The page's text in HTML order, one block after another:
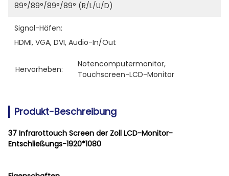
89°/89°/89°/89° (R/L/U/D)
Signal-Häfen:
HDMI, VGA, DVI, Audio-In/out
Hervorheben:
Notencomputermonitor,
Touchscreen-LCD-Monitor
Produkt-Beschreibung
37 Infrarottouch Screen der Zoll LCD-Monitor-
Entschließungs-1920*1080